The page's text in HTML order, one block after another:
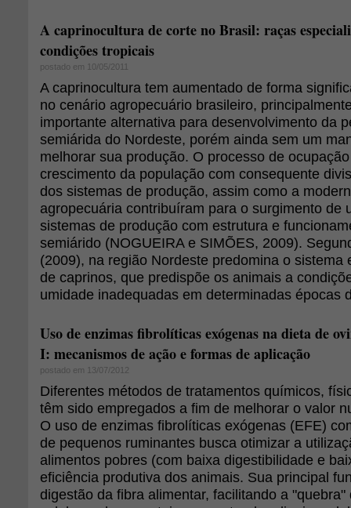
A caprinocultura de corte no Brasil: raças
condições tropicais
postado em 10/05/2011
A caprinocultura tem aumentado de forma
no cenário agropecuário brasileiro,
importante alternativa para desenvolvimento da
semiárida do Nordeste, porém ainda sem um
melhorar sua produção. O processo de
crescimento da população com consequente
dos sistemas de produção, assim como a
agropecuária contribuíram para o surgimento de
sistemas de produção com estrutura e
semiárido (NOGUEIRA e SIMÕES, 2009).
(2009), na região Nordeste predomina o sistema
de caprinos, que predispõe os animais a
umidade inadequadas em determinadas épocas
Uso de enzimas fibrolíticas exógenas na dieta de
I: mecanismos de ação e formas de aplicação
postado em 13/07/2012
Diferentes métodos de tratamentos químicos,
têm sido empregados a fim de melhorar o valor
O uso de enzimas fibrolíticas exógenas (EFE)
de pequenos ruminantes busca otimizar a
alimentos pobres (com baixa digestibilidade e
eficiência produtiva dos animais. Sua principal
digestão da fibra alimentar, facilitando a "quebra"